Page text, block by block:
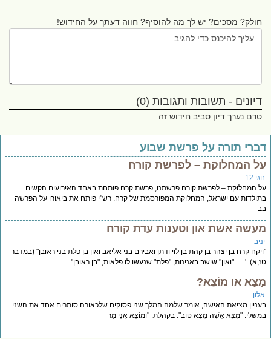
חולק? מסכים? יש לך מה להוסיף? חווה דעתך על החידוש!
דיונים - תשובות ותגובות (0)
טרם נערך דיון סביב חידוש זה
תורה על פרשת שבוע
המחלוקת – לפרשת קורח
12
המחלוקת – לפרשת קורח פרשתנו, פרשת קרח פותחת באחד האירועים הקשים
עם ישראל, המחלוקת המפורסמת של קרח. רש"י פותח את ביאורו על הפרשה
אשת און וטענות עדת קורח
קרח בן יצהר בן קהת בן לוי ודתן ואבירם בני אליאב ואון בן פלת בני ראובן" (במדבר
' … "ואון" שישב באנינות, "פלת" שנעשו לו פלאות, "בן ראובן"
או מוֹצֶא?
מציאת האישה, אומר שלמה המלך שני פסוקים שלכאורה סותרים אחד את השני.
"מָצָא אִשָּׁה מָצָא טוֹב". בקהלת: "וּמוֹצֶא אֲנִי מַר